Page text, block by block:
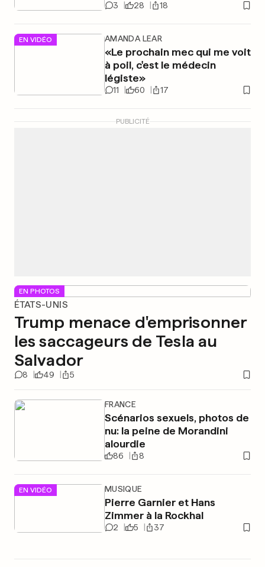
3 28 18
EN VIDÉO AMANDA LEAR
«Le prochain mec qui me voit
à poil, c'est le médecin
légiste»
11 60 17
PUBLICITÉ
EN PHOTOS
ÉTATS-UNIS
Trump menace d'emprisonner
les saccageurs de Tesla au
Salvador
8 49 5
FRANCE
Scénarios sexuels, photos de
nu: la peine de Morandini
alourdie
86 8
EN VIDÉO MUSIQUE
Pierre Garnier et Hans
Zimmer à la Rockhal
2 5 37